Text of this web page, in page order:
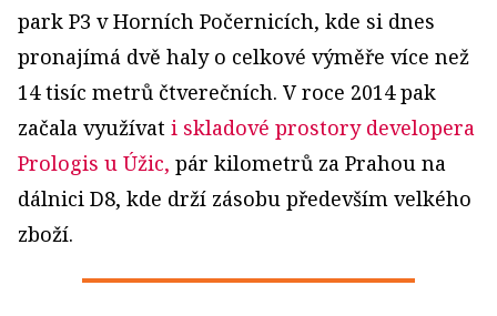
park P3 v Horních Počernicích, kde si dnes
pronajímá dvě haly o celkové výměře více než
14 tisíc metrů čtverečních. V roce 2014 pak
začala využívat i skladové prostory developera
Prologis u Úžic, pár kilometrů za Prahou na
dálnici D8, kde drží zásobu především velkého
zboží.